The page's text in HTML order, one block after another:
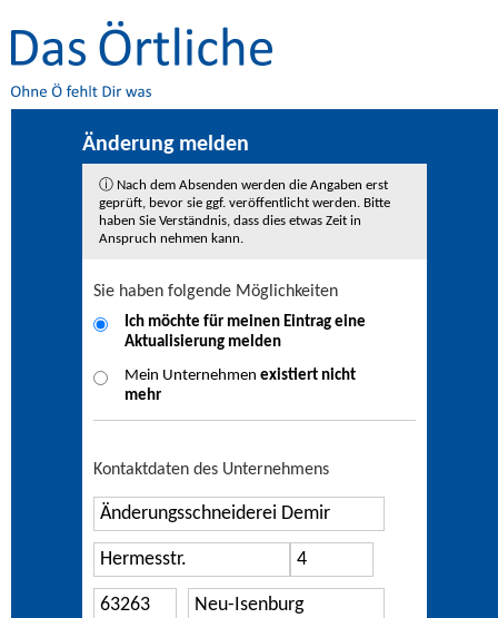
Änderung melden
ⓘ Nach dem Absenden werden die Angaben erst
geprüft, bevor sie ggf. veröffentlicht werden. Bitte
haben Sie Verständnis, dass dies etwas Zeit in
Anspruch nehmen kann.
Sie haben folgende Möglichkeiten
Ich möchte für meinen Eintrag eine
Aktualisierung melden
Mein Unternehmen existiert nicht
mehr
Kontaktdaten des Unternehmens